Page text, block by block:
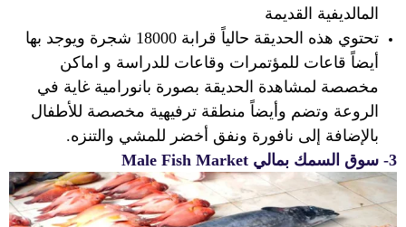
المالديفية القديمة
تحتوي هذه الحديقة حالياً قرابة 18000 شجرة ويوجد بها
أيضاً قاعات للمؤتمرات وقاعات للدراسة و اماكن
مخصصة لمشاهدة الحديقة بصورة بانورامية غاية في
الروعة وتضم وأيضاً منطقة ترفيهية مخصصة للأطفال
بالإضافة إلى نافورة ونفق أخضر للمشي والتنزه.
3- سوق السمك
بمالي Male Fish Market